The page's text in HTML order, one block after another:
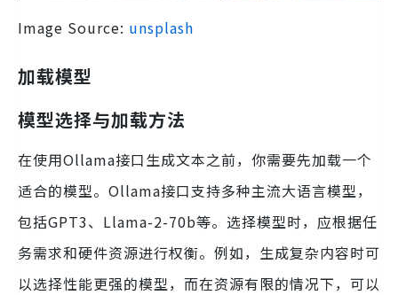
Image Source: unsplash
加载模型
模型选择与加载方法
在使用Ollama接口生成文本之前，你需要先加载一个
适合的模型。Ollama接口支持多种主流大语言模型，
包括GPT3、Llama-2-70b等。选择模型时，应根据任
务需求和硬件资源进行权衡。例如，生成复杂内容时可
以选择性能更强的模型，而在资源有限的情况下，可以